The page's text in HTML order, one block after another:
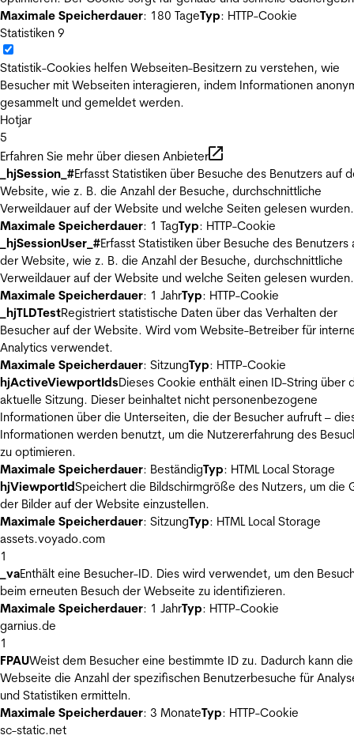
Maximale Speicherdauer: 180 TageTyp: HTTP-Cookie
Statistiken 9
Statistik-Cookies helfen Webseiten-Besitzern zu verstehen, wie
Besucher mit Webseiten interagieren, indem Informationen
gesammelt und gemeldet werden.
Hotjar
5
Erfahren Sie mehr über diesen Anbieter
_hjSession_#Erfasst Statistiken über Besuche des Benutzers auf
Website, wie z. B. die Anzahl der Besuche, durchschnittliche
Verweildauer auf der Website und welche Seiten gelesen wurden.
Maximale Speicherdauer: 1 TagTyp: HTTP-Cookie
_hjSessionUser_#Erfasst Statistiken über Besuche des Benutzers
der Website, wie z. B. die Anzahl der Besuche, durchschnittliche
Verweildauer auf der Website und welche Seiten gelesen wurden.
Maximale Speicherdauer: 1 JahrTyp: HTTP-Cookie
_hjTLDTestRegistriert statistische Daten über das Verhalten der
Besucher auf der Website. Wird vom Website-Betreiber für
Analytics verwendet.
Maximale Speicherdauer: SitzungTyp: HTTP-Cookie
hjActiveViewportIdsDieses Cookie enthält einen ID-String über
aktuelle Sitzung. Dieser beinhaltet nicht personenbezogene
Informationen über die Unterseiten, die der Besucher aufruft –
Informationen werden benutzt, um die Nutzererfahrung des
zu optimieren.
Maximale Speicherdauer: BeständigTyp: HTML Local Storage
hjViewportIdSpeichert die Bildschirmgröße des Nutzers, um die
der Bilder auf der Website einzustellen.
Maximale Speicherdauer: SitzungTyp: HTML Local Storage
assets.voyado.com
1
_vaEnthält eine Besucher-ID. Dies wird verwendet, um den
beim erneuten Besuch der Webseite zu identifizieren.
Maximale Speicherdauer: 1 JahrTyp: HTTP-Cookie
garnius.de
1
FPAUWeist dem Besucher eine bestimmte ID zu. Dadurch kann die
Webseite die Anzahl der spezifischen Benutzerbesuche für
und Statistiken ermitteln.
Maximale Speicherdauer: 3 MonateTyp: HTTP-Cookie
sc-static.net